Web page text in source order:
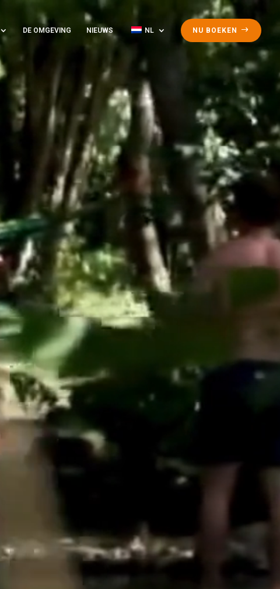
DE OMGEVING NIEUWS NL NU BOEKEN